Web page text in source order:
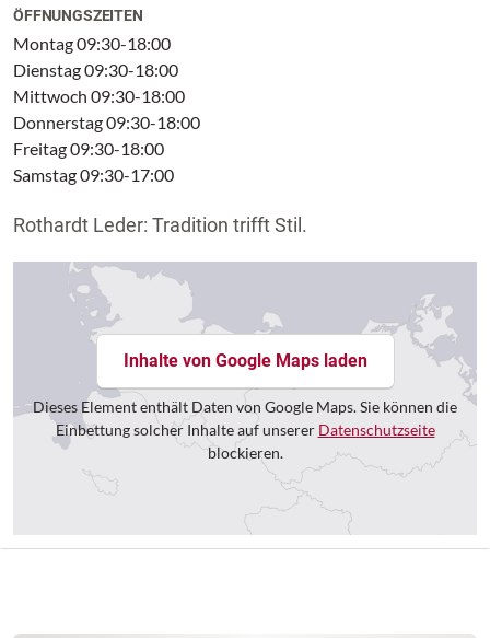
ÖFFNUNGSZEITEN
Montag 09:30-18:00
Dienstag 09:30-18:00
Mittwoch 09:30-18:00
Donnerstag 09:30-18:00
Freitag 09:30-18:00
Samstag 09:30-17:00
Rothardt Leder: Tradition trifft Stil.
Inhalte von Google Maps laden
Dieses Element enthält Daten von Google Maps. Sie können die
Einbettung solcher Inhalte auf unserer Datenschutzseite
blockieren.